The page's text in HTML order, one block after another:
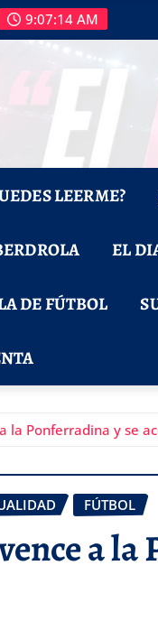
9:07:15 AM
LEERME?
EL
DE FÚTBOL
la Ponferradina y se
FÚTBOL
a la